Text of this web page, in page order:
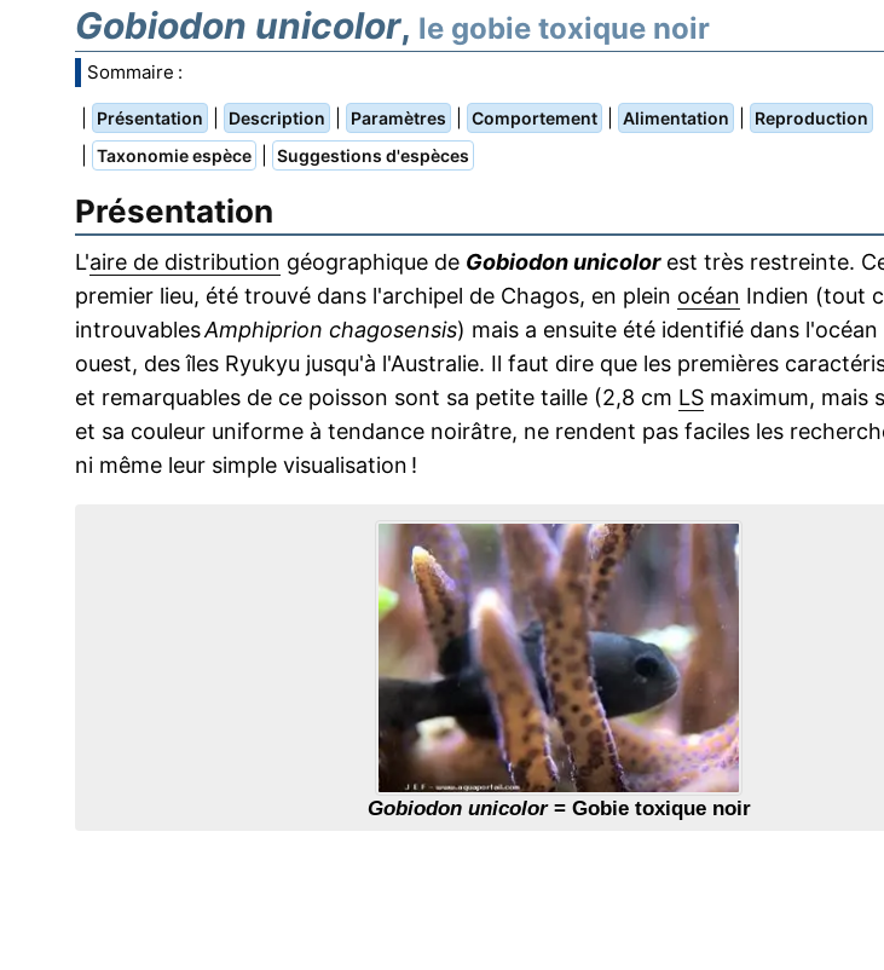
Gobiodon unicolor, le gobie toxique noir
Sommaire :
Présentation Description Paramètres Comportement Alimentation Reproduction
Taxonomie espèce Suggestions d'espèces
Présentation
L'aire de distribution géographique de Gobiodon unicolorest très restreinte.
premier lieu, été trouvé dans l'archipel de Chagos, en plein océan Indien (tout
introuvablesAmphiprion chagosensis) mais a ensuite été identifié dans l'océan
ouest, des îles Ryukyu jusqu'à l'Australie. Il faut dire que les premières
et remarquables de ce poisson sont sa petite taille (2,8 cm LS maximum, mais
et sa couleur uniforme à tendance noirâtre, ne rendent pas faciles les
ni même leur simple visualisation !
Gobiodon unicolor= Gobie toxique noir